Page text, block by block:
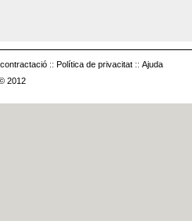
:: Política de privacitat :: Ajuda
2012